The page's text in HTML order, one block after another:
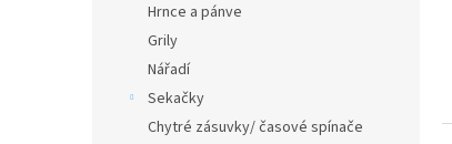
Hrnce a pánve
Grily
Nářadí
Sekačky
Chytré zásuvky/ časové spínače